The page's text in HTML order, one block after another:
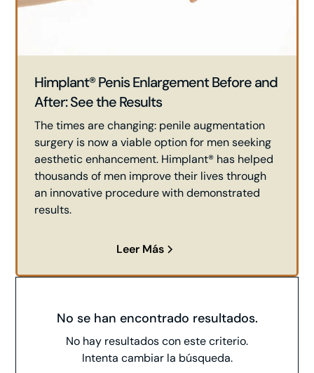
Himplant® Penis Enlargement Before and
After: See the Results
The times are changing: penile augmentation
surgery is now a viable option for men seeking
aesthetic enhancement. Himplant® has helped
thousands of men improve their lives through
an innovative procedure with demonstrated
results.
Leer Más
No se han encontrado resultados.
No hay resultados con este criterio.
Intenta cambiar la búsqueda.